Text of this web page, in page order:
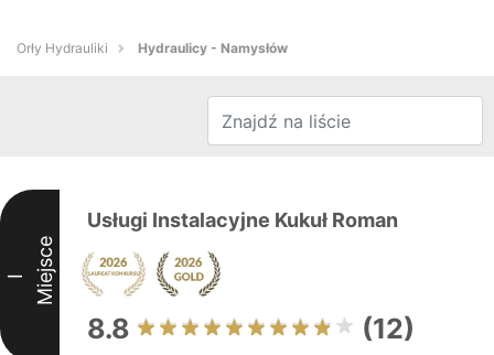
Orły Hydrauliki Hydraulicy - Namysłów
I Miejsce
Usługi Instalacyjne Kukuł Roman
8.8 (12)